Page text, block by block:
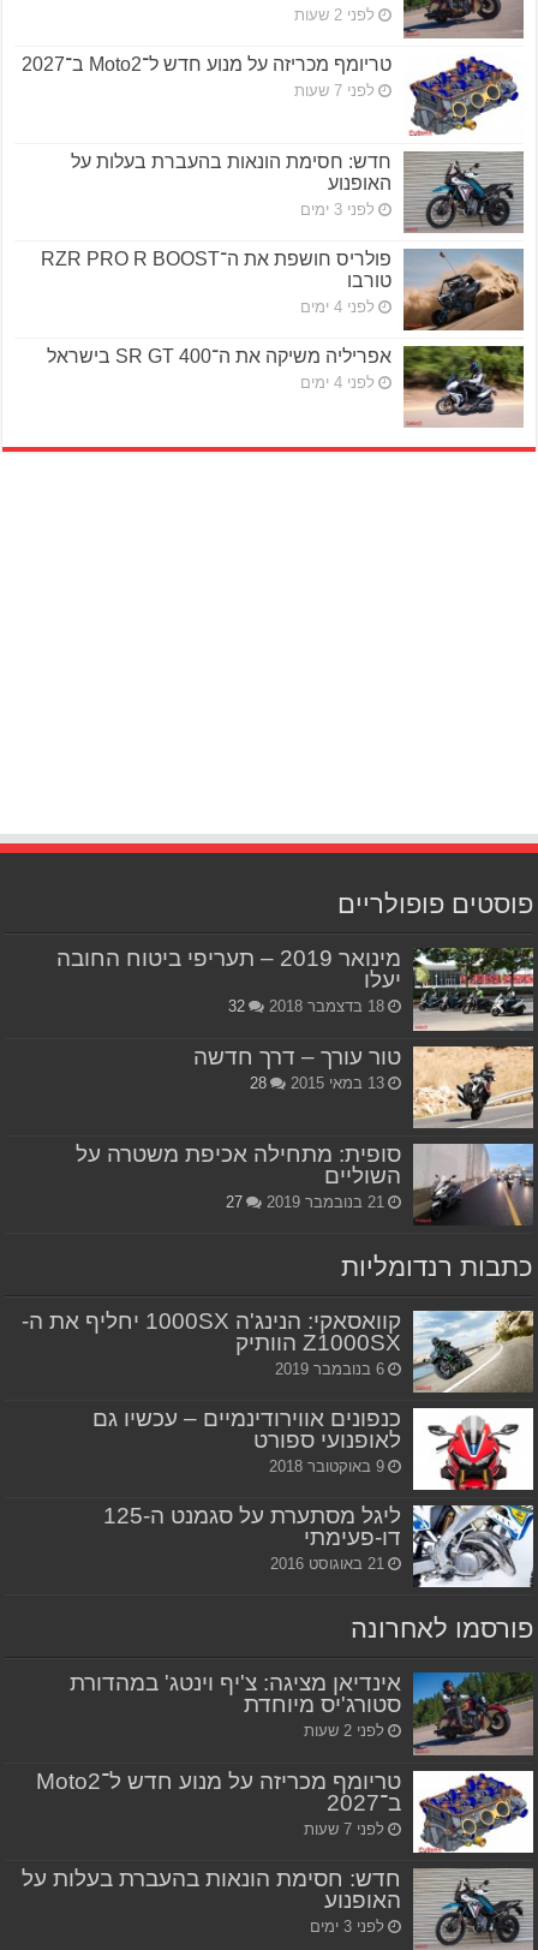
לפני 2 שעות
טריומף מכריזה על מנוע חדש ל־Moto2 ב־2027
לפני 7 שעות
חדש: חסימת הונאות בהעברת בעלות על
האופנוע
לפני 3 ימים
פולריס חושפת את ה־RZR PRO R BOOST
טורבו
לפני 4 ימים
אפריליה משיקה את ה־SR GT 400 בישראל
לפני 4 ימים
פוסטים פופולריים
מינואר 2019 – תעריפי ביטוח החובה
יעלו
18 בדצמבר 2018 32
טור עורך – דרך חדשה
13 במאי 2015 28
סופית: מתחילה אכיפת משטרה על
השוליים
21 בנובמבר 2019 27
כתבות רנדומליות
קוואסאקי: הנינג'ה 1000SX יחליף את ה-
Z1000SX הוותיק
6 בנובמבר 2019
כנפונים אווירודינמיים – עכשיו גם
לאופנועי ספורט
9 באוקטובר 2018
ליגל מסתערת על סגמנט ה-125
דו-פעימתי
21 באוגוסט 2016
פורסמו לאחרונה
אינדיאן מציגה: צ'יף וינטג' במהדורת
סטורג'יס מיוחדת
לפני 2 שעות
טריומף מכריזה על מנוע חדש ל־Moto2
ב־2027
לפני 7 שעות
חדש: חסימת הונאות בהעברת בעלות על
האופנוע
לפני 3 ימים